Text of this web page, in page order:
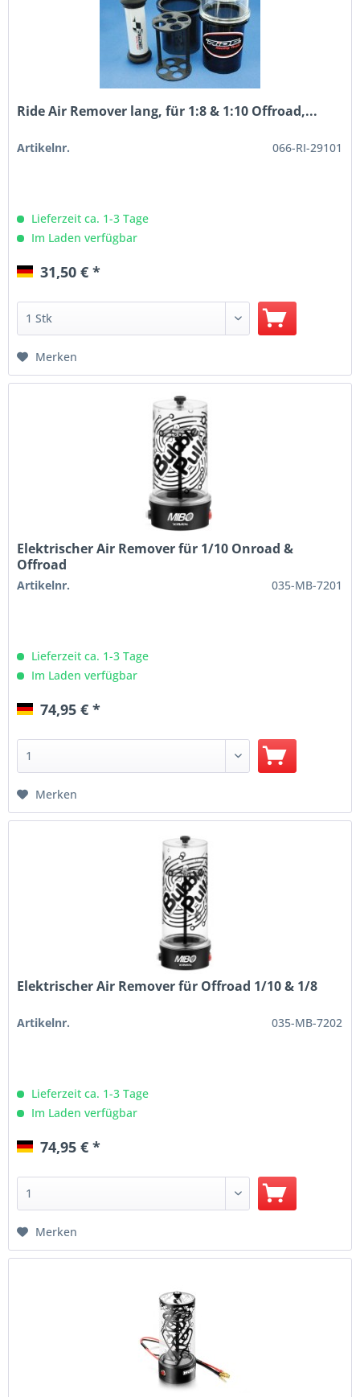
Ride Air Remover lang, für 1:8 & 1:10 Offroad,...
Artikelnr. 066-RI-29101
Lieferzeit ca. 1-3 Tage
Im Laden verfügbar
31,50 € *
Merken
Elektrischer Air Remover für 1/10 Onroad &
Offroad
Artikelnr. 035-MB-7201
Lieferzeit ca. 1-3 Tage
Im Laden verfügbar
74,95 € *
Merken
Elektrischer Air Remover für Offroad 1/10 & 1/8
Artikelnr. 035-MB-7202
Lieferzeit ca. 1-3 Tage
Im Laden verfügbar
74,95 € *
Merken